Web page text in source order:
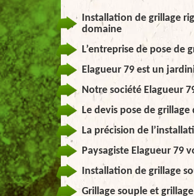
Installation de grillage
domaine
L’entreprise de pose de
Elagueur 79 est un
Notre société Elagueur
Le devis pose de
La précision de
Paysagiste Elagueur 79
Installation de grillage
Grillage souple et